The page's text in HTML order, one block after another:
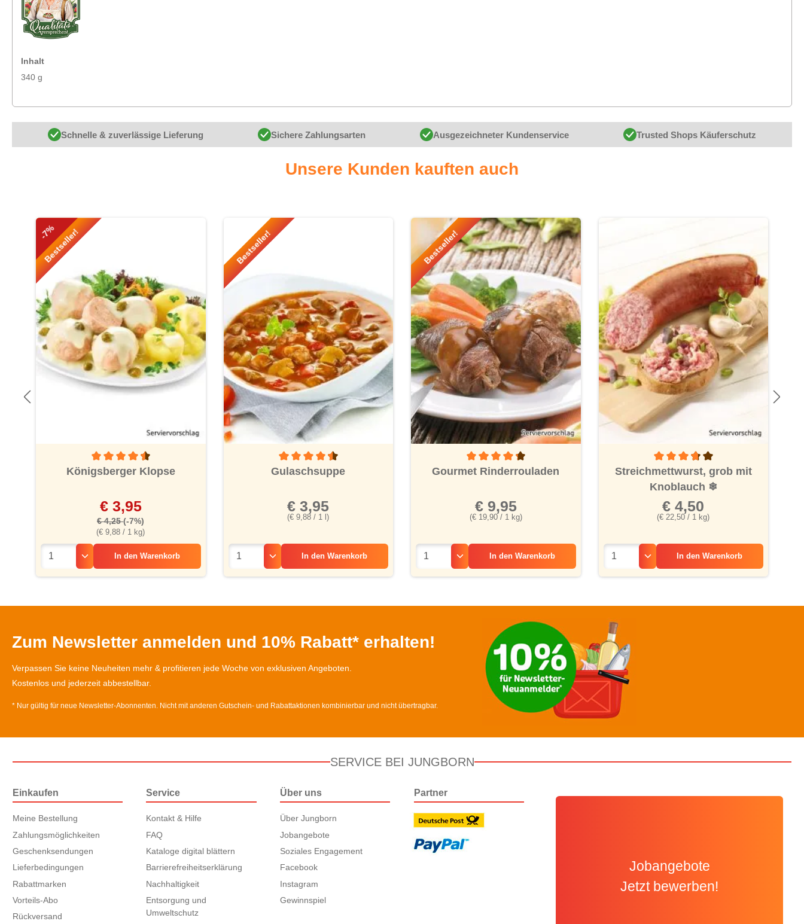
Inhalt
340 g
Schnelle & zuverlässige Lieferung Sichere Zahlungsarten Ausgezeichneter Kundenservice Trusted Shops Käuferschutz
Unsere Kunden kauften auch
Produktgalerie überspringen
von 4.1 von 5 Sternen
-7%
Bestseller!
Durchschnittliche Bewertung von 4.4 von 5 Sternen
Königsberger Klopse
(€ 9,88 / 1 kg)
€ 3,95
€ 4,25(-7%)
In den Warenkorb
Bestseller!
Durchschnittliche Bewertung von 4.4 von 5 Sternen
Gulaschsuppe
(€ 9,88 / 1 l)
€ 3,95
In den Warenkorb
Bestseller!
Durchschnittliche Bewertung von 4.2 von 5 Sternen
Gourmet Rinderrouladen
(€ 19,90 / 1 kg)
€ 9,95
In den Warenkorb
Durchschnittliche Bewertung von 3.6
Streichmettwurst, grob mit
Knoblauch ❄
(€ 22,50 / 1 kg)
€ 4,50
In den Warenkorb
Zum Newsletter anmelden und 10% Rabatt* erhalten!
Verpassen Sie keine Neuheiten mehr & profitieren jede Woche von exklusiven Angeboten.
Kostenlos und jederzeit abbestellbar.
* Nur gültig für neue Newsletter-Abonnenten. Nicht mit anderen Gutschein- und Rabattaktionen kombinierbar und nicht übertragbar.
SERVICE BEI JUNGBORN
Einkaufen
Meine Bestellung
Zahlungsmöglichkeiten
Geschenksendungen
Lieferbedingungen
Rabattmarken
Vorteils-Abo
Rückversand
Service
Kontakt & Hilfe
FAQ
Kataloge digital blättern
Barrierefreiheitserklärung
Nachhaltigkeit
Entsorgung und
Umweltschutz
Über uns
Über Jungborn
Jobangebote
Soziales Engagement
Facebook
Instagram
Gewinnspiel
Partner
Jobangebote
Jetzt bewerben!